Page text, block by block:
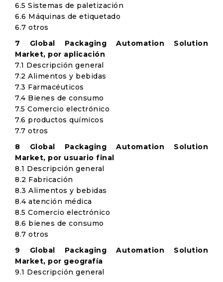
6.5 Sistemas de paletización
6.6 Máquinas de etiquetado
6.7 otros
7 Global Packaging Automation Solution
Market, por aplicación
7.1 Descripción general
7.2 Alimentos y bebidas
7.3 Farmacéuticos
7.4 Bienes de consumo
7.5 Comercio electrónico
7.6 productos químicos
7.7 otros
8 Global Packaging Automation Solution
Market, por usuario final
8.1 Descripción general
8.2 Fabricación
8.3 Alimentos y bebidas
8.4 atención médica
8.5 Comercio electrónico
8.6 bienes de consumo
8.7 otros
9 Global Packaging Automation Solution
Market, por geografía
9.1 Descripción general